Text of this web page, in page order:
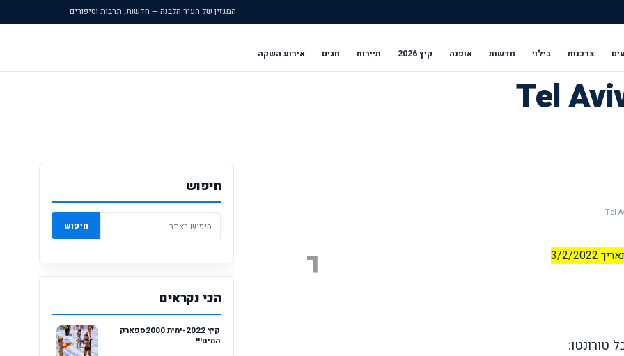
המגזין של העיר הלבנה — חדשות, תרבות וסיפורים
צרכנות בילוי חדשות אופנה קיץ 2026 תיירות חגים אירוע השקה
י
טורונטו:
חיפוש
חיפוש
הכי נקראים
קיץ 2022-ימית 2000ספארק
המים!!!